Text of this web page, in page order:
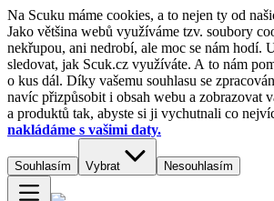
Na Scuku máme cookies, a to nejen ty od
Jako většina webů využíváme tzv. soubory
nekřupou, ani nedrobí, ale moc se nám hodí.
sledovat, jak Scuk.cz využíváte. A to nám
o kus dál. Díky vašemu souhlasu se
navíc přizpůsobit i obsah webu a zobrazovat
a produktů tak, abyste si ji vychutnali co
nakládáme s vašimi daty.
Souhlasím Vybrat Nesouhlasím